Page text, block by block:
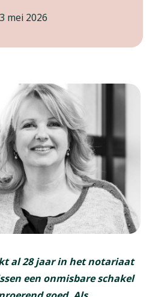
mei 2026
al 28 jaar in het notariaat
een onmisbare schakel